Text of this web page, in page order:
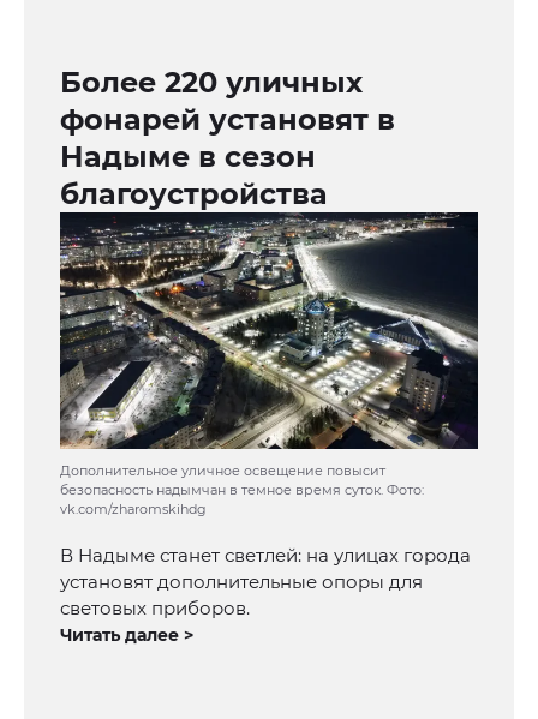
Более 220 уличных
фонарей установят в
Надыме в сезон
благоустройства
Дополнительное уличное освещение повысит
безопасность надымчан в темное время суток. Фото:
vk.com/zharomskihdg
В Надыме станет светлей: на улицах города
установят дополнительные опоры для
световых приборов.
Читать далее >